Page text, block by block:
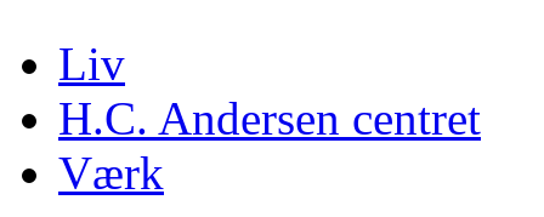
Liv
H.C. Andersen centret
Værk